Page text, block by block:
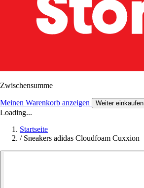
Zwischensumme
Meinen Warenkorb anzeigen Weiter einkaufen
Loading...
Startseite
/ Sneakers adidas Cloudfoam Cuxxion